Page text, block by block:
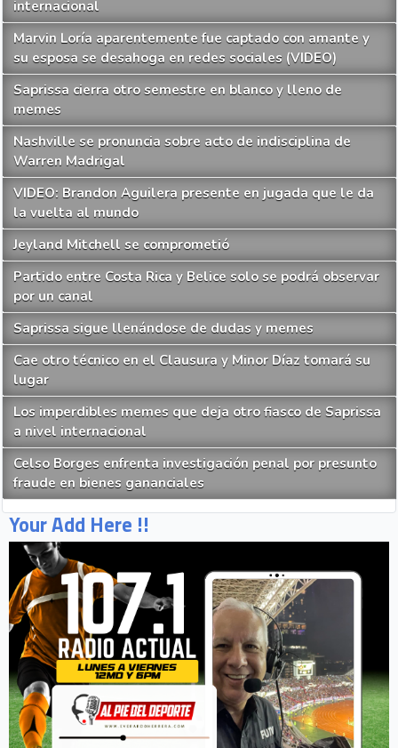
internacional
Marvin Loría aparentemente fue captado con amante y
su esposa se desahoga en redes sociales (VIDEO)
Saprissa cierra otro semestre en blanco y lleno de
memes
Nashville se pronuncia sobre acto de indisciplina de
Warren Madrigal
VIDEO: Brandon Aguilera presente en jugada que le da
la vuelta al mundo
Jeyland Mitchell se comprometió
Partido entre Costa Rica y Belice solo se podrá observar
por un canal
Saprissa sigue llenándose de dudas y memes
Cae otro técnico en el Clausura y Minor Díaz tomará su
lugar
Los imperdibles memes que deja otro fiasco de Saprissa
a nivel internacional
Celso Borges enfrenta investigación penal por presunto
fraude en bienes gananciales
Your Add Here !!